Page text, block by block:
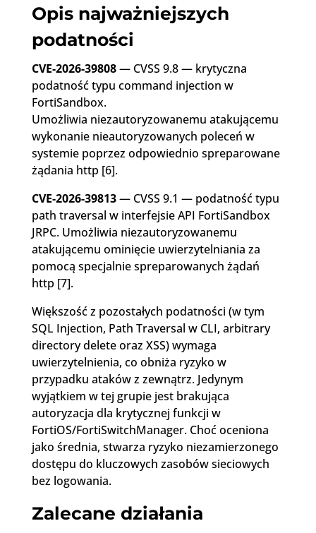
Opis najważniejszych
podatności
CVE-2026-39808— CVSS 9.8 — krytyczna
podatność typu command injection w
FortiSandbox.
Umożliwia niezautoryzowanemu atakującemu
wykonanie nieautoryzowanych poleceń w
systemie poprzez odpowiednio spreparowane
żądania http [6].
CVE-2026-39813— CVSS 9.1 — podatność typu
path traversal w interfejsie API FortiSandbox
JRPC. Umożliwia niezautoryzowanemu
atakującemu ominięcie uwierzytelniania za
pomocą specjalnie spreparowanych żądań
http [7].
Większość z pozostałych podatności (w tym
SQL Injection, Path Traversal w CLI, arbitrary
directory delete oraz XSS) wymaga
uwierzytelnienia, co obniża ryzyko w
przypadku ataków z zewnątrz. Jedynym
wyjątkiem w tej grupie jest brakująca
autoryzacja dla krytycznej funkcji w
FortiOS/FortiSwitchManager. Choć oceniona
jako średnia, stwarza ryzyko niezamierzonego
dostępu do kluczowych zasobów sieciowych
bez logowania.
Zalecane działania